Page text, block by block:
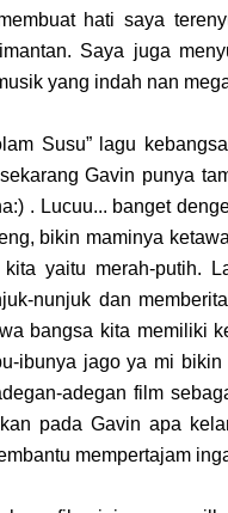
hati saya
Saya juga
yang indah nan
Susu” lagu
Gavin punya
. Lucuu... banget
bikin maminya
yaitu merah-putih.
nunjuk dan
bangsa kita memiliki
ibunya jago ya mi
adegan film
pada Gavin apa
mempertajam